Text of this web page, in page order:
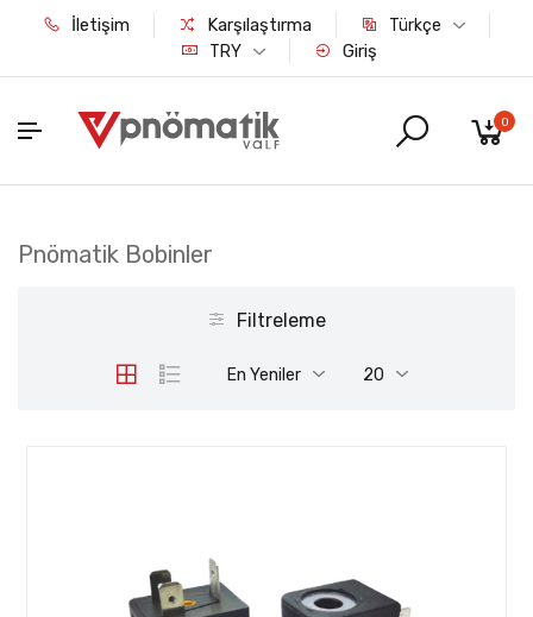
İletişim Karşılaştırma
Türkçe
TRY
Giriş
0
Pnömatik Bobinler
Filtreleme
En Yeniler 20